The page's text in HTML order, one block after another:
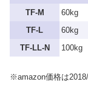
TF-M
60kg
TF-L
60kg
TF-LL-N
100kg
※amazon価格は